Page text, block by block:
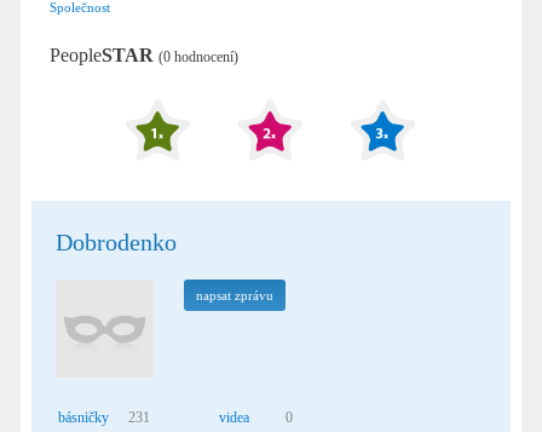
Společnost
PeopleSTAR (0 hodnocení)
Dobrodenko
napsat zprávu
básničky
231
videa
0